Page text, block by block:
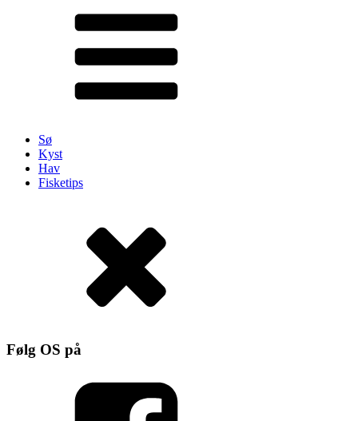
Sø
Kyst
Hav
Fisketips
Følg OS på